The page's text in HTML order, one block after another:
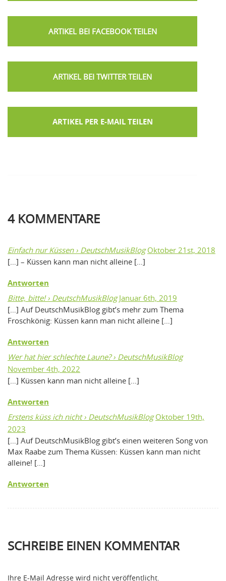
ARTIKEL PER E-MAIL TEILEN
4KOMMENTARE
Einfach nur Küssen › DeutschMusikBlog Oktober 21st, 2018
[…] – Küssen kann man nicht alleine […]
Antworten
Bitte, bitte! › DeutschMusikBlog Januar 6th, 2019
[…] Auf DeutschMusikBlog gibt’s mehr zum Thema
Froschkönig: Küssen kann man nicht alleine […]
Antworten
Wer hat hier schlechte Laune? › DeutschMusikBlog
November 4th, 2022
[…] Küssen kann man nicht alleine […]
Antworten
Erstens küss ich nicht › DeutschMusikBlog Oktober 19th,
2023
[…] Auf DeutschMusikBlog gibt’s einen weiteren Song von
Max Raabe zum Thema Küssen: Küssen kann man nicht
alleine! […]
Antworten
SCHREIBE EINEN KOMMENTAR
Ihre E-Mail Adresse wird nicht veröffentlicht.